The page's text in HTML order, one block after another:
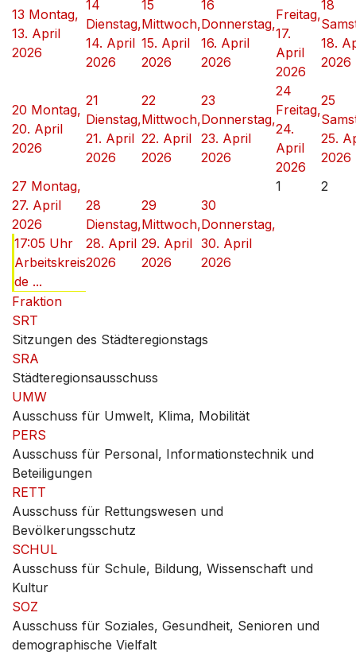
13 Montag,
13. April
2026
14
Dienstag,
14. April
2026
15
Mittwoch,
15. April
2026
16
Donnerstag,
16. April
2026
Freitag,
17.
April
2026
18
18.
2026
20 Montag,
20. April
2026
21
Dienstag,
21. April
2026
22
Mittwoch,
22. April
2026
23
Donnerstag,
23. April
2026
24
Freitag,
24.
April
2026
25
25.
2026
27 Montag,
27. April
2026
17:05 Uhr
Arbeitskreis
de ...
28
Dienstag,
28. April
2026
29
Mittwoch,
29. April
2026
30
Donnerstag,
30. April
2026
1 2
Fraktion
SRT
Sitzungen des Städteregionstags
SRA
Städteregionsausschuss
UMW
Ausschuss für Umwelt, Klima, Mobilität
PERS
Ausschuss für Personal, Informationstechnik und
Beteiligungen
RETT
Ausschuss für Rettungswesen und
Bevölkerungsschutz
SCHUL
Ausschuss für Schule, Bildung, Wissenschaft und
Kultur
SOZ
Ausschuss für Soziales, Gesundheit, Senioren und
demographische Vielfalt